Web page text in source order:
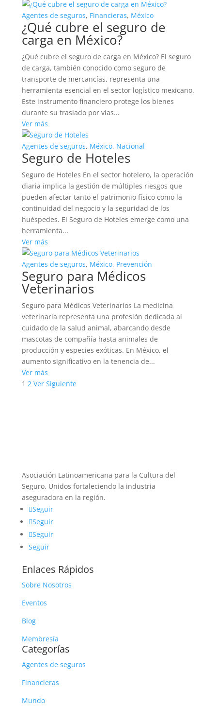
Agentes de seguros, Financieras, México
¿Qué cubre el seguro de
carga en México?
¿Qué cubre el seguro de carga en México? El seguro
de carga, también conocido como seguro de
transporte de mercancías, representa una
herramienta esencial en el sector logístico mexicano.
Este instrumento financiero protege los bienes
durante su traslado por vías...
Ver más
Agentes de seguros, México, Nacional
Seguro de Hoteles
Seguro de Hoteles En el sector hotelero, la operación
diaria implica la gestión de múltiples riesgos que
pueden afectar tanto el patrimonio físico como la
continuidad del negocio y la seguridad de los
huéspedes. El Seguro de Hoteles emerge como una
herramienta...
Ver más
Agentes de seguros, México, Prevención
Seguro para Médicos
Veterinarios
Seguro para Médicos Veterinarios La medicina
veterinaria representa una profesión dedicada al
cuidado de la salud animal, abarcando desde
mascotas de compañía hasta animales de
producción y especies exóticas. En México, el
aumento significativo en la tenencia de...
Ver más
1 2 Ver Siguiente
Asociación Latinoamericana para la Cultura del
Seguro. Unidos fortaleciendo la industria
aseguradora en la región.
Seguir
Seguir
Seguir
Seguir
Enlaces Rápidos
Sobre Nosotros
Eventos
Blog
Membresía
Categorías
Agentes de seguros
Financieras
Mundo